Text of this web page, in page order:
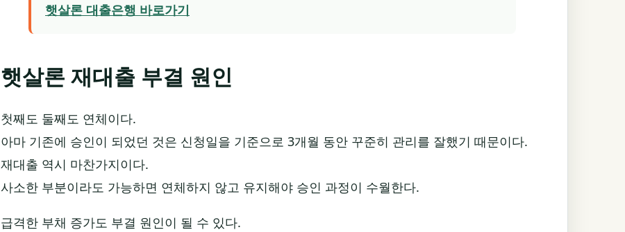
햇살론 대출은행 바로가기
햇살론 재대출 부결 원인
첫째도 둘째도 연체이다.
아마 기존에 승인이 되었던 것은 신청일을 기준으로 3개월 동안 꾸준히 관리를 잘했기 때문이다.
재대출 역시 마찬가지이다.
사소한 부분이라도 가능하면 연체하지 않고 유지해야 승인 과정이 수월한다.
급격한 부채 증가도 부결 원인이 될 수 있다.